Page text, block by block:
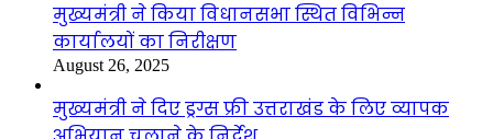
मुख्यमंत्री ने किया विधानसभा स्थित विभिन्न
कार्यालयों का निरीक्षण
August 26, 2025
मुख्यमंत्री ने दिए ड्रग्स फ्री उत्तराखंड के लिए व्यापक